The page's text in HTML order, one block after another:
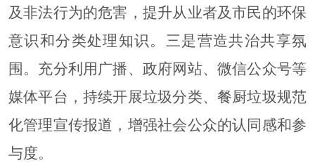
及非法行为的危害，提升从业者及市民的环保
意识和分类处理知识。三是营造共治共享氛
围。充分利用广播、政府网站、微信公众号等
媒体平台，持续开展垃圾分类、餐厨垃圾规范
化管理宣传报道，增强社会公众的认同感和参
与度。